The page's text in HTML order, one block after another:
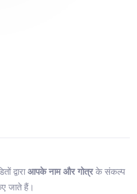
द्वाराआपके नाम और गोत्रके संकल्प
जाते हैं।